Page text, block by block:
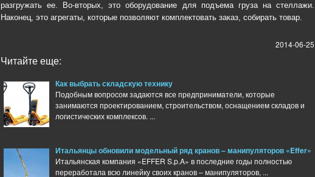
разгружать ее. Во-вторых, это оборудование для подъема груза на стеллажи.
Наконец, это агрегаты, которые позволяют комплектовать заказ, собирать товар.
2014-06-25
Читайте еще:
Как выбрать складскую технику
Подобным вопросом задаются все предприниматели, которые
занимаются проектированием, строительством, оснащением складов и
логистических комплексов. ...
Итальянцы обновили модельный ряд кранов – манипуляторов «Effer»
Итальянская компания «EFFER S.p.A» в последние годы полностью
переработала всю линейку своих кранов – манипуляторов, ...